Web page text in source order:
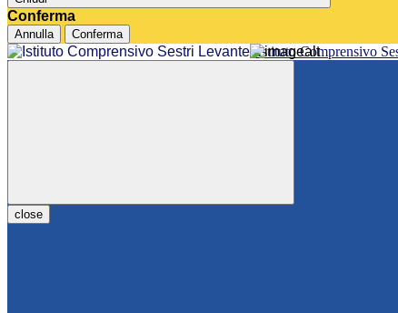
Conferma
Annulla Conferma
Istituto Comprensivo
close